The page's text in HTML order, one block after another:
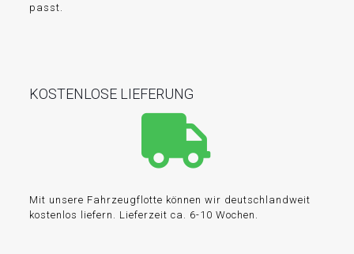
passt.
KOSTENLOSE LIEFERUNG
Mit unsere Fahrzeugflotte können wir deutschlandweit
kostenlos liefern. Lieferzeit ca. 6-10 Wochen.